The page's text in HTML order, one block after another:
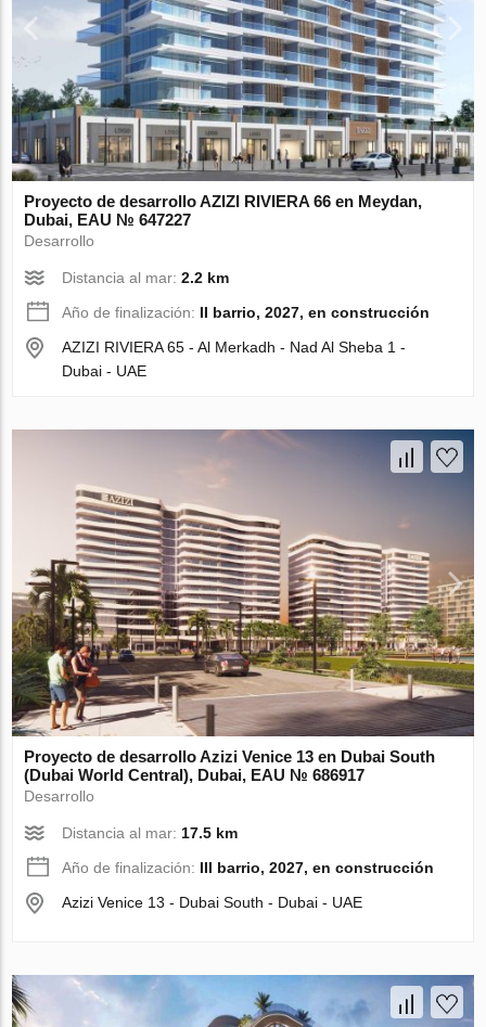
Proyecto de desarrollo AZIZI RIVIERA 66 en Meydan,
Dubai, EAU № 647227
Desarrollo
Distancia al mar:2.2 km
Año de finalización: II barrio, 2027, en construcción
AZIZI RIVIERA 65 - Al Merkadh - Nad Al Sheba 1 -
Dubai - UAE
Proyecto de desarrollo Azizi Venice 13 en Dubai South
(Dubai World Central), Dubai, EAU № 686917
Desarrollo
Distancia al mar:17.5 km
Año de finalización: III barrio, 2027, en construcción
Azizi Venice 13 - Dubai South - Dubai - UAE